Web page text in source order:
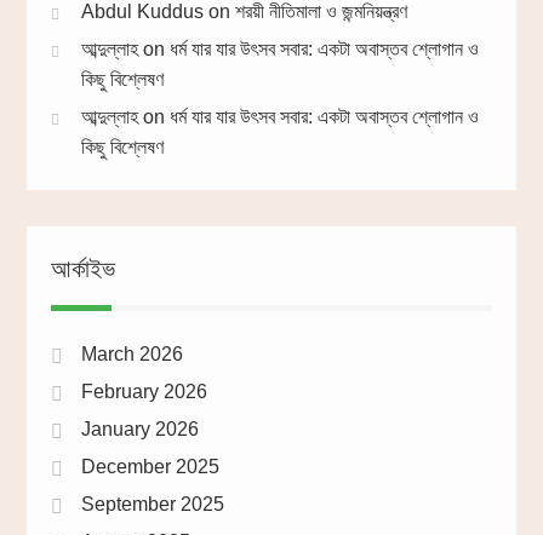
Abdul Kudduson শরয়ী নীতিমালা ও জন্মনিয়ন্ত্রণ
আব্দুল্লাহon ধর্ম যার যার উৎসব সবার: একটা অবাস্তব শ্লোগান ও
কিছু বিশ্লেষণ
আব্দুল্লাহon ধর্ম যার যার উৎসব সবার: একটা অবাস্তব শ্লোগান ও
কিছু বিশ্লেষণ
আর্কাইভ
March 2026
February 2026
January 2026
December 2025
September 2025